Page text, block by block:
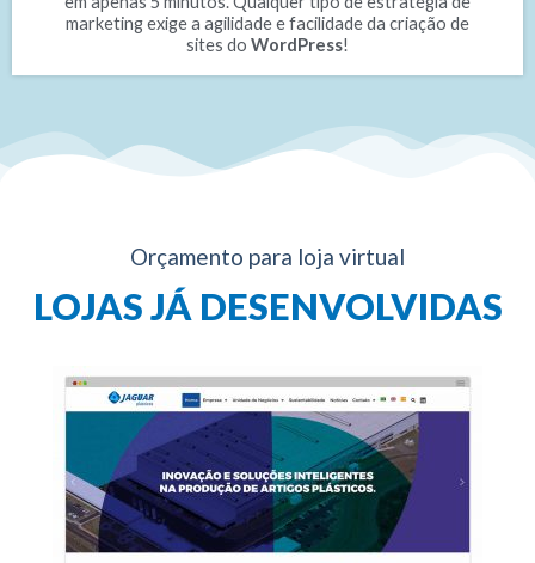
marketing exige a agilidade e facilidade da criação de
sites do WordPress!
Orçamento para loja virtual
LOJAS JÁ DESENVOLVIDAS